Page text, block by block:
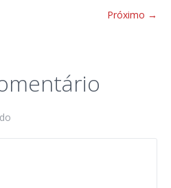
Próximo →